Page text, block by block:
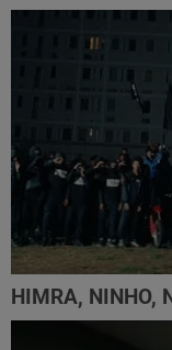
HIMRA, NINHO,